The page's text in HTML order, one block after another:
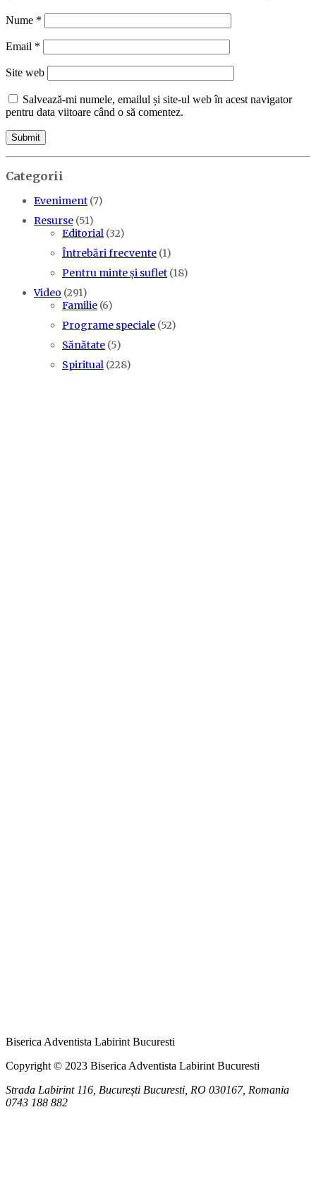
Nume *
Email *
Site web
Salvează-mi numele, emailul și site-ul web în acest navigator
pentru data viitoare când o să comentez.
Categorii
Eveniment (7)
Resurse (51)
Editorial (32)
Întrebări frecvente (1)
Pentru minte și suflet (18)
Video (291)
Familie (6)
Programe speciale (52)
Sănătate (5)
Spiritual (228)
Biserica Adventista Labirint Bucuresti
Copyright © 2023 Biserica Adventista Labirint Bucuresti
Strada Labirint 116, București Bucuresti RO 030167, Romania
0743 188 882